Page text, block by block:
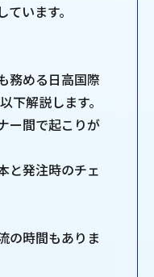
います。
務める日高国際
下解説します。
ー間で起こりが
と発注時のチェ
の時間もありま